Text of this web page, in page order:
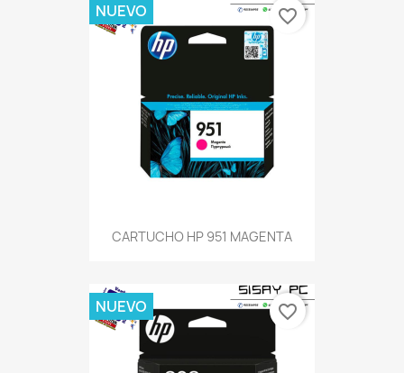
CARTUCHO HP 951 MAGENTA
NUEVO favorite_border
NUEVO favorite_border